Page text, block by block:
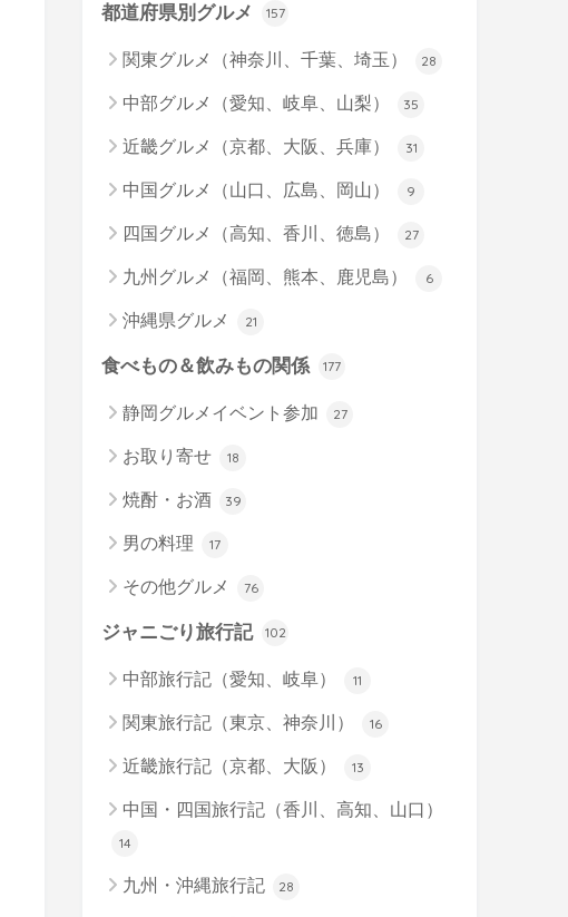
都道府県別グルメ 157
関東グルメ（神奈川、千葉、埼玉） 28
中部グルメ（愛知、岐阜、山梨） 35
近畿グルメ（京都、大阪、兵庫） 31
中国グルメ（山口、広島、岡山） 9
四国グルメ（高知、香川、徳島） 27
九州グルメ（福岡、熊本、鹿児島） 6
沖縄県グルメ 21
食べもの＆飲みもの関係 177
静岡グルメイベント参加 27
お取り寄せ 18
焼酎・お酒 39
男の料理 17
その他グルメ 76
ジャニごり旅行記 102
中部旅行記（愛知、岐阜） 11
関東旅行記（東京、神奈川） 16
近畿旅行記（京都、大阪） 13
中国・四国旅行記（香川、高知、山口）
14
九州・沖縄旅行記 28